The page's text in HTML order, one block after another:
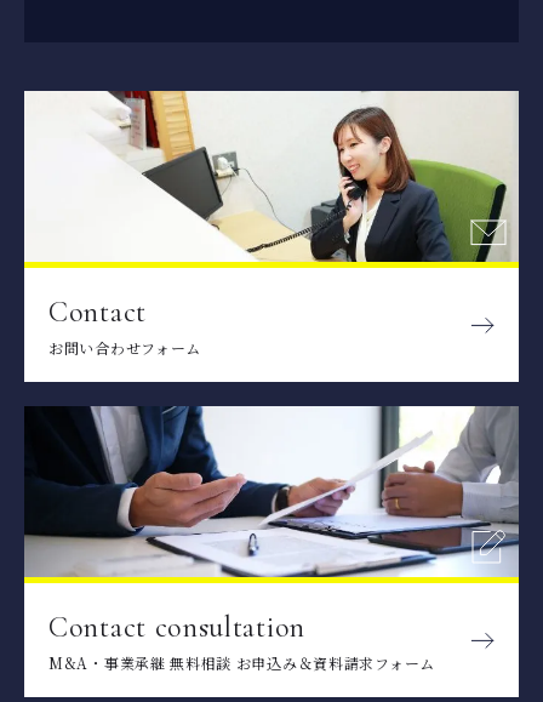
Contact
お問い合わせフォーム
Contact consultation
M&A・事業承継 無料相談 お申込み＆資料請求フォーム